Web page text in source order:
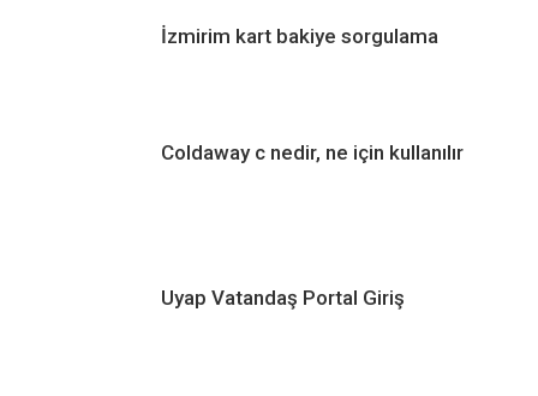
İzmirim kart bakiye sorgulama
Coldaway c nedir, ne için kullanılır
Uyap Vatandaş Portal Giriş